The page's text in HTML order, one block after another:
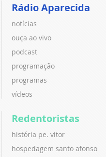
Rádio Aparecida
notícias
ouça ao vivo
podcast
programação
programas
vídeos
Redentoristas
história pe. vitor
hospedagem santo afonso